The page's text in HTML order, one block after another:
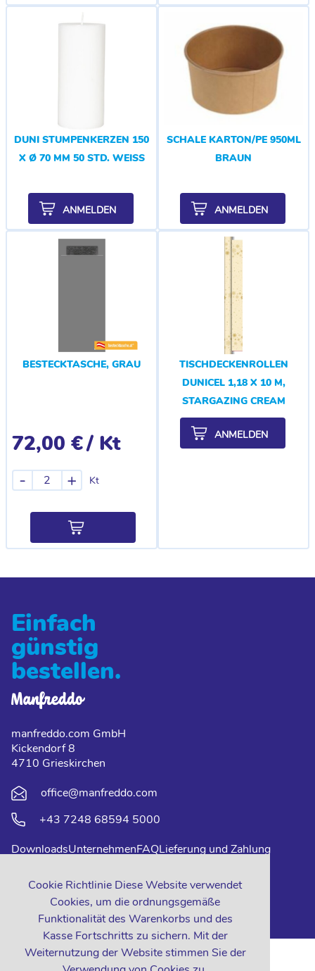
Cookie Richtlinie Diese Website verwendet
Cookies, um die ordnungsgemäße
Funktionalität des Warenkorbs und des
Kasse Fortschritts zu sichern. Mit der
Weiternutzung der Website stimmen Sie der
DUNI STUMPENKERZEN 150
X Ø 70 MM 50 STD. WEISS
ANMELDEN
SCHALE KARTON/PE 950ML
BRAUN
ANMELDEN
BESTECKTASCHE, GRAU
72,00 €/ Kt
Kt
- +
TISCHDECKENROLLEN
DUNICEL 1,18 X 10 M,
STARGAZING CREAM
ANMELDEN
Einfach
günstig
bestellen.
manfreddo.com GmbH
Kickendorf 8
4710 Grieskirchen
office@manfreddo.com
+43 7248 68594 5000
DownloadsUnternehmenFAQLieferung und Zahlung